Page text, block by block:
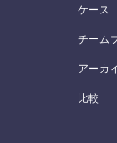
ケース
チーム
アーカ
比較